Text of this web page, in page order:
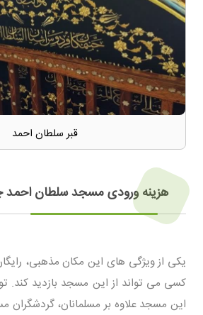
قبر سلطان احمد
هزینه ورودی مسجد سلطان
یکی از ویژگی های این مکان مذهبی،
کسی می تواند از این مسجد بازدید کند.
این مسجد علاوه بر مسلمانان،